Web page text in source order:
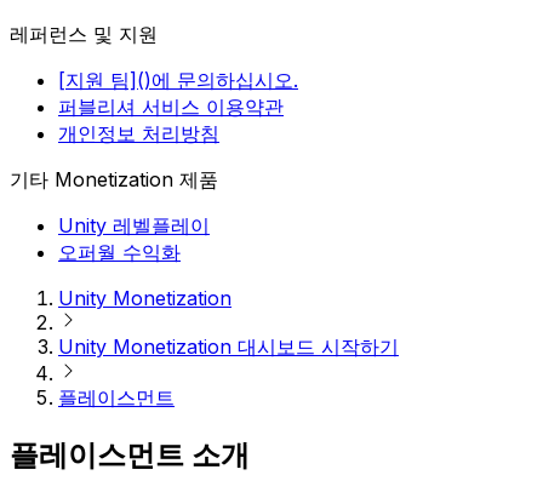
레퍼런스 및 지원
[지원 팀]()에 문의하십시오.
퍼블리셔 서비스 이용약관
개인정보 처리방침
기타 Monetization 제품
Unity 레벨플레이
오퍼월 수익화
Unity Monetization
Unity Monetization 대시보드 시작하기
플레이스먼트
플레이스먼트 소개